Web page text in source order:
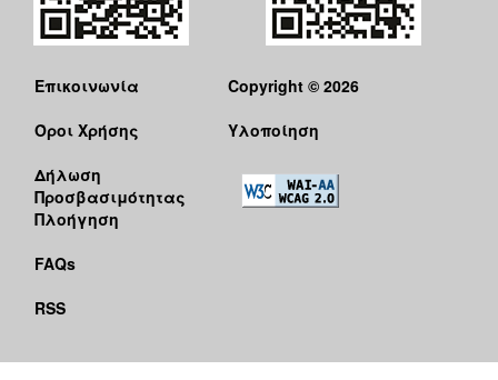
Επικοινωνία
Όροι Χρήσης
Δήλωση
Προσβασιμότητας
Πλοήγηση
FAQs
RSS
Copyright © 2026
Υλοποίηση